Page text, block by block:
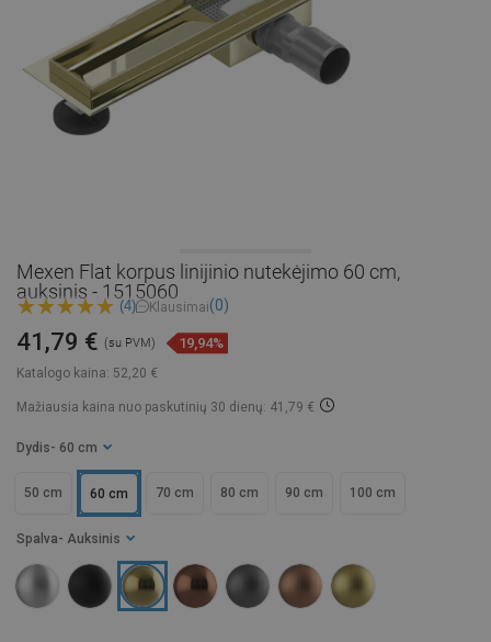
Mexen Flat korpus linijinio nutekėjimo 60 cm,
auksinis - 1515060
(4) Klausimai(0)
Katalogo kaina: 52,20 €
41,79 € (su PVM) 19,94%
Mažiausia kaina nuo paskutinių 30 dienų: 41,79 €
Dydis - 60 cm
50 cm 60 cm 70 cm 80 cm 90 cm 100 cm
Spalva - Auksinis